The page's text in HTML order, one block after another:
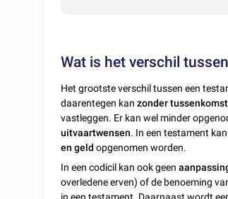
Wat is het verschil
Het grootste verschil tussen een
daarentegen kanzonder
vastleggen. Er kan wel minder
uitvaartwensen. In een testament
en geldopgenomen worden.
In een codicil kan ook geen
overledene erven) of de benoeming